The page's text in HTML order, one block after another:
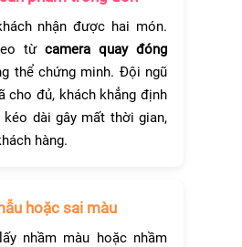
nhận được hai món.
từ camera quay đóng
thể chứng minh. Đội ngũ
cho đủ, khách khẳng định
kéo dài gây mất thời gian,
hàng.
hoặc sai màu
nhầm màu hoặc nhầm